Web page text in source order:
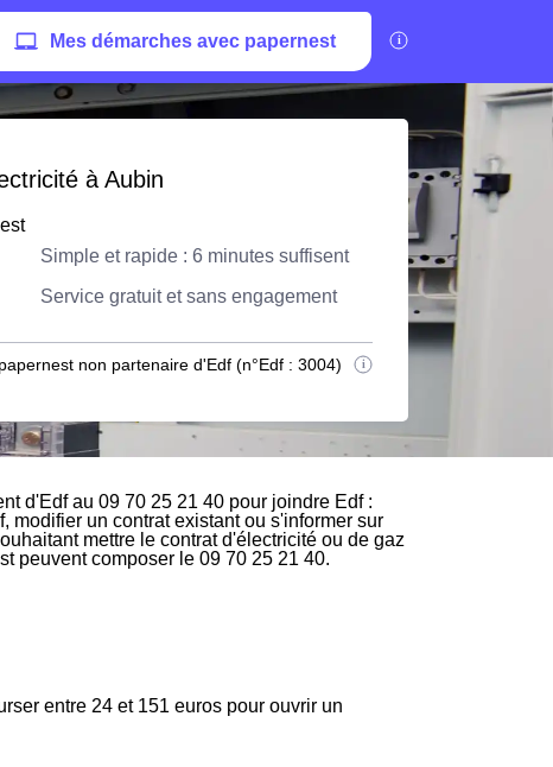
Mes démarches avec papernest
à Aubin
Simple et rapide : 6 minutes suffisent
Service gratuit et sans engagement
non partenaire d'Edf (n°Edf : 3004)
d'Edf au 09 70 25 21 40 pour joindre Edf :
modifier un contrat existant ou s'informer sur
mettre le contrat d'électricité ou de gaz
peuvent composer le 09 70 25 21 40.
entre 24 et 151 euros pour ouvrir un